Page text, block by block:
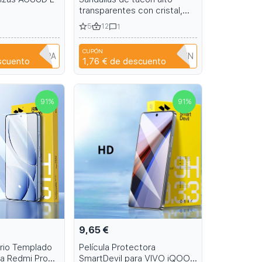
transparentes con cristal,
modelo estrella para baile en
barra, para banquetes de
verano y escenario 15-17cm
15-17cm
5 12 1
CUPÓN
1,76 € de descuento
T9TRTFBTWTZN
91 %
Templado
Redmi Pro
91 %
9,65 €
Película Protectora
SmartDevil para VIVO iQOO